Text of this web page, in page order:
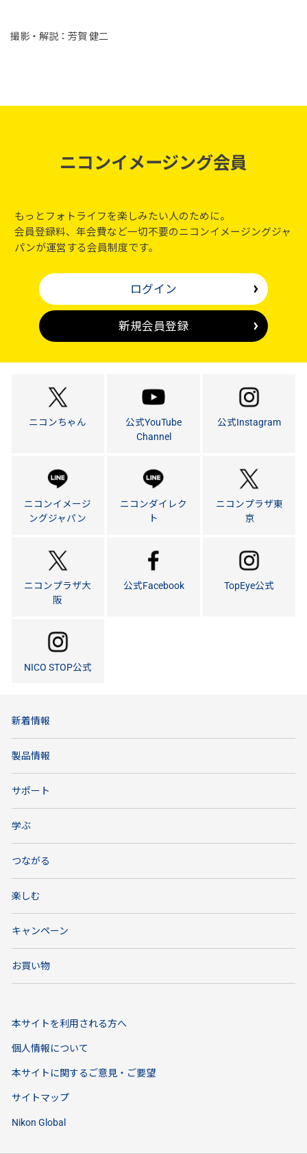
撮影・解説：芳賀 健二
ニコンイメージング会員
もっとフォトライフを楽しみたい人のために。
会員登録料、年会費など一切不要のニコンイメージングジャ
パンが運営する会員制度です。
ログイン
新規会員登録
ニコンちゃん
公式YouTube
Channel
公式Instagram
ニコンイメージ
ングジャパン
ニコンダイレク
ト
ニコンプラザ東
京
ニコンプラザ大
阪
公式Facebook TopEye公式
NICO STOP公式
新着情報
製品情報
サポート
学ぶ
つながる
楽しむ
キャンペーン
お買い物
本サイトを利用される方へ
個人情報について
本サイトに関するご意見・ご要望
サイトマップ
Nikon Global